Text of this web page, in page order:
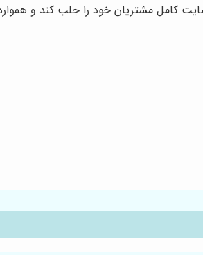
کامل مشتریان خود را جلب کند و همواره